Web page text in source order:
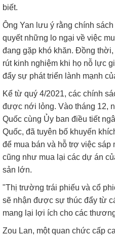
biết.
Ông Yan lưu ý rằng chính
quyết những lo ngại về việc
đang gặp khó khăn. Đồng
rút kinh nghiệm khi họ nỗ lực
đẩy sự phát triển lành mạnh
Kể từ quý 4/2021, các chính
được nới lỏng. Vào tháng 12,
Quốc cùng Ủy ban điều tiết
Quốc, đã tuyên bố khuyến
để mua bán và hỗ trợ việc sáp
cũng như mua lại các dự án
sản lớn.
"Thị trường trái phiếu và cổ
sẽ nhận được sự thúc đẩy từ
mang lại lợi ích cho các
Zou Lan, một quan chức cấp